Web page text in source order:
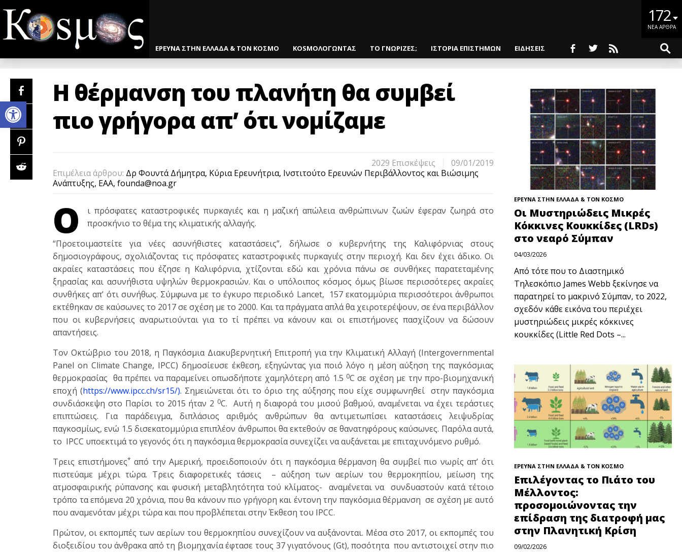
Open toolbar
172
ΝΕΑ ΑΡΘΡΑ
ΕΡΕΥΝΑ ΣΤΗΝ ΕΛΛΑΔΑ & ΤΟΝ ΚΟΣΜΟ KOSMOΛΟΓΩΝΤΑΣ ΤΟ ΓΝΩΡΙΖΕΣ; ΙΣΤΟΡΙΑ ΕΠΙΣΤΗΜΩΝ ΕΙΔΗΣΕΙΣ
Η θέρμανση του πλανήτη θα συμβεί
πιο γρήγορα απ’ ότι νομίζαμε
09/01/2019
2029 Eπισκέψεις
Επιμέλεια άρθρου: Δρ Φουντά Δήμητρα, Κύρια Ερευνήτρια, Ινστιτούτο Ερευνών Περιβάλλοντος και Βιώσιμης
Ανάπτυξης, ΕΑΑ, founda@noa.gr
Ο
ι πρόσφατες καταστροφικές πυρκαγιές και η μαζική απώλεια ανθρώπινων ζωών έφεραν ζωηρά στο
προσκήνιο το θέμα της κλιματικής αλλαγής.
“Προετοιμαστείτε για νέες ασυνήθιστες καταστάσεις”, δήλωσε ο κυβερνήτης της Καλιφόρνιας στους
δημοσιογράφους, σχολιάζοντας τις πρόσφατες καταστροφικές πυρκαγιές στην περιοχή. Και δεν έχει άδικο. Οι
ακραίες καταστάσεις που έζησε η Καλιφόρνια, χτίζονται εδώ και χρόνια πάνω σε συνθήκες παρατεταμένης
ξηρασίας και ασυνήθιστα υψηλών θερμοκρασιών. Και ο υπόλοιπος κόσμος όμως βίωσε περισσότερες ακραίες
συνθήκες απ’ ότι συνήθως. Σύμφωνα με το έγκυρο περιοδικό Lancet, 157 εκατομμύρια περισσότεροι άνθρωποι
εκτέθηκαν σε καύσωνες το 2017 σε σχέση με το 2000. Και τα πράγματα απλά θα χειροτερέψουν, σε ένα περιβάλλον
που οι κυβερνήσεις αναρωτιούνται για το τί πρέπει να κάνουν και οι επιστήμονες πασχίζουν να δώσουν
απαντήσεις.
Τον Οκτώβριο του 2018, η Παγκόσμια Διακυβερνητική Επιτροπή για την Κλιματική Αλλαγή (Intergovernmental
Panel on Climate Change, IPCC) δημοσίευσε έκθεση, εξηγώντας για ποιό λόγο η μέση αύξηση της παγκόσμιας
θερμοκρασίας θα πρέπει να παραμείνει οπωσδήποτε χαμηλότερη από 1.5 0C σε σχέση με την προ-βιομηχανική
εποχή (https://www.ipcc.ch/sr15/). Σημειώνεται ότι το όριο της αύξησης που είχε συμφωνηθεί στην παγκόσμια
συνδιάσκεψη στο Παρίσι το 2015 ήταν 2 0C. Αυτή η διαφορά του μισού βαθμού, αναμένεται να έχει τεράστιες
επιπτώσεις. Για παράδειγμα, διπλάσιος αριθμός ανθρώπων θα αντιμετωπίσει καταστάσεις λειψυδρίας
παγκοσμίως, ενώ 1.5 δισεκατομμύρια επιπλέον άνθρωποι θα εκτεθούν σε θανατηφόρους καύσωνες. Παρόλα αυτά,
το IPCC υποεκτιμά το γεγονός ότι η παγκόσμια θερμοκρασία συνεχίζει να αυξάνεται με επιταχυνόμενο ρυθμό.
Τρεις επιστήμονες* από την Αμερική, προειδοποιούν ότι η παγκόσμια θέρμανση θα συμβεί πιο νωρίς απ’ ότι
πιστεύαμε μέχρι τώρα. Τρεις διαφορετικές τάσεις – αύξηση των αερίων του θερμοκηπίου, μείωση της
ατμοσφαιρικής ρύπανσης και φυσική μεταβλητότητα τού κλίματος- αναμένεται να συνδυαστούν κατά τέτοιο
τρόπο τα επόμενα 20 χρόνια, που θα κάνουν πιο γρήγορη και έντονη την παγκόσμια θέρμανση σε σχέση με αυτό
που αναμενόταν μέχρι τώρα και που προβλέπεται στην Έκθεση του IPCC.
Πρώτον, οι εκπομπές των αερίων του θερμοκηπίου συνεχίζουν να αυξάνονται. Μέσα στο 2017, οι εκπομπές του
διοξειδίου του άνθρακα από τη βιομηχανία έφτασε τους 37 γιγατόνους (Gt), ποσότητα που αντιστοιχεί στην πιο
ΕΡΕΥΝΑ ΣΤΗΝ ΕΛΛΑΔΑ & ΤΟΝ ΚΟΣΜΟ
Οι Μυστηριώδεις Μικρές
Κόκκινες Κουκκίδες (LRDs)
στο νεαρό Σύμπαν
04/03/2026
Από τότε που το Διαστημικό
Τηλεσκόπιο James Webb ξεκίνησε να
παρατηρεί το μακρινό Σύμπαν, το 2022,
σχεδόν κάθε εικόνα του περιέχει
μυστηριώδεις μικρές κόκκινες
κουκκίδες (Little Red Dots –...
ΕΡΕΥΝΑ ΣΤΗΝ ΕΛΛΑΔΑ & ΤΟΝ ΚΟΣΜΟ
Επιλέγοντας το Πιάτο του
Μέλλοντος:
προσομοιώνοντας την
επίδραση της διατροφή μας
στην Πλανητική Κρίση
09/02/2026